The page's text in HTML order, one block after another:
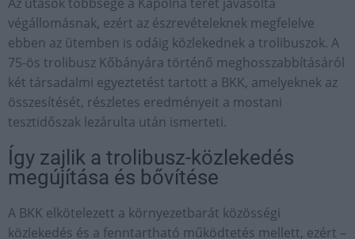
végállomásnak, ezért az észrevételeknek megfelelve
ebben az ütemben is odáig közlekednek a trolibuszok. A
75-ös trolibusz Kőbányára történő meghosszabbításáról
két társadalmi egyeztetést tartott a BKK, amelyeknek az
összesítését, részletes eredményeit a mostani
tesztidőszak lezárulta után ismerteti.
Így zajlik a trolibusz-közlekedés
megújítása és bővítése
A BKK elkötelezett a környezetbarát közösségi
közlekedés és a fenntartható működtetés mellett, ezért –